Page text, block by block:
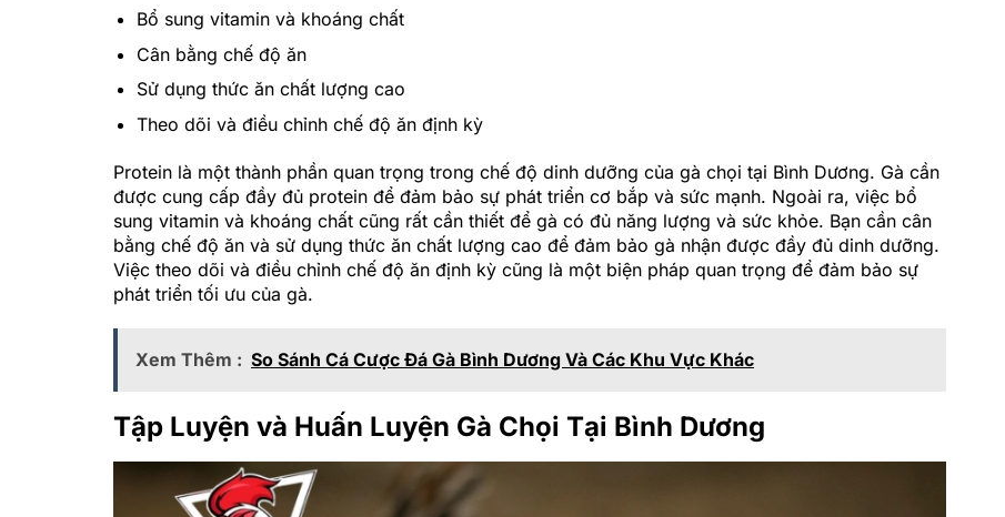
Bổ sung vitamin và khoáng chất
Cân bằng chế độ ăn
Sử dụng thức ăn chất lượng cao
Theo dõi và điều chỉnh chế độ ăn định kỳ
Protein là một thành phần quan trọng trong chế độ dinh dưỡng của gà chọi tại Bình Dương. Gà cần
được cung cấp đầy đủ protein để đảm bảo sự phát triển cơ bắp và sức mạnh. Ngoài ra, việc bổ
sung vitamin và khoáng chất cũng rất cần thiết để gà có đủ năng lượng và sức khỏe. Bạn cần cân
bằng chế độ ăn và sử dụng thức ăn chất lượng cao để đảm bảo gà nhận được đầy đủ dinh dưỡng.
Việc theo dõi và điều chỉnh chế độ ăn định kỳ cũng là một biện pháp quan trọng để đảm bảo sự
phát triển tối ưu của gà.
Xem Thêm : So Sánh Cá Cược Đá Gà Bình Dương Và Các Khu Vực Khác
Tập Luyện và Huấn Luyện Gà Chọi Tại Bình Dương